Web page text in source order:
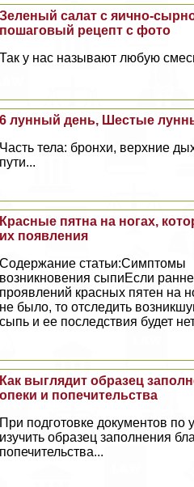
Зеленый салат с яично-
пошаговый рецепт с фото
Так у нас называют любую
6 лунный день, Шестые
Часть тела: бронхи, верхние
пути...
Красные пятна на ногах,
их появления
Содержание статьи:Симптомы
возникновения сыпиЕсли
проявлений красных пятен на
не было, то отследить
сыпь и ее последствия будет
Как выглядит образец
опеки и попечительства
При подготовке документов
изучить образец заполнения
попечительства...